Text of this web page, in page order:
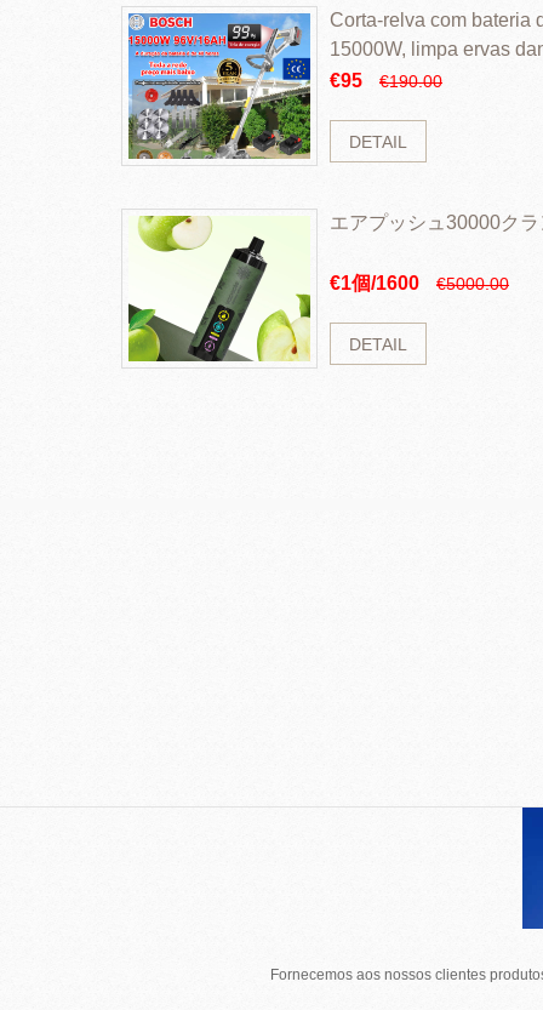
Corta-relva com bateria
15000W, limpa ervas
rapidamente
€95 €190.00
DETAIL
エアプッシュ30000ク
€1個/1600 €5000.00
DETAIL
Fornecemos aos nossos clientes